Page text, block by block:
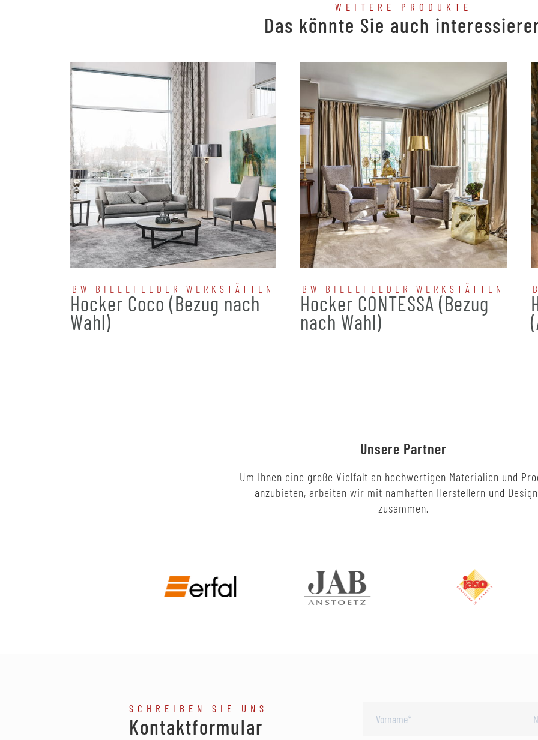
WEITERE PRODUKTE
Das könnte Sie auch
BW BIELEFELDER WERKSTÄTTEN
Hocker Coco (Bezug nach
Wahl)
BW BIELEFELDER WERKSTÄTTEN
Hocker CONTESSA (Bezug
nach Wahl)
Unsere Partner
Um Ihnen eine große Vielfalt an hochwertigen Materialien und
anzubieten, arbeiten wir mit namhaften Herstellern und
zusammen.
SCHREIBEN SIE UNS
Kontaktformular